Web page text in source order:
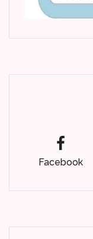
Facebook